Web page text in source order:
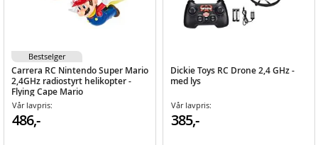
Carrera RC Nintendo Super Mario
2,4GHz radiostyrt helikopter -
Flying Cape Mario
Vår lavpris:
486,-
Bestselger
Dickie Toys RC Drone 2,4 GHz -
med lys
Vår lavpris:
385,-